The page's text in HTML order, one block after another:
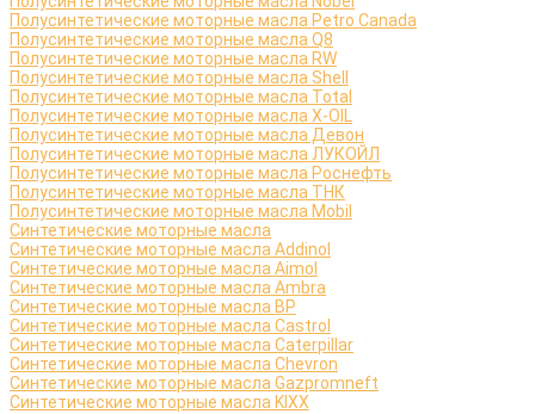
Полусинтетические моторные масла Petro Canada
Полусинтетические моторные масла Q8
Полусинтетические моторные масла RW
Полусинтетические моторные масла Shell
Полусинтетические моторные масла Total
Полусинтетические моторные масла X-OIL
Полусинтетические моторные масла Девон
Полусинтетические моторные масла ЛУКОЙЛ
Полусинтетические моторные масла Роснефть
Полусинтетические моторные масла ТНК
Полусинтетические моторные масла Mobil
Синтетические моторные масла
Синтетические моторные масла Addinol
Синтетические моторные масла Aimol
Синтетические моторные масла Ambra
Синтетические моторные масла BP
Синтетические моторные масла Castrol
Синтетические моторные масла Caterpillar
Синтетические моторные масла Chevron
Синтетические моторные масла Gazpromneft
Синтетические моторные масла KIXX